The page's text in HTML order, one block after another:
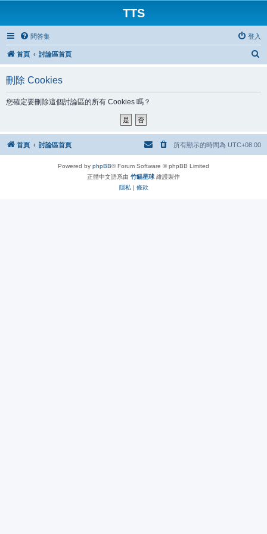
TTS
問答集 登入
首頁 討論區首頁
刪除 Cookies
您確定要刪除這個討論區的所有 Cookies 嗎？
首頁 討論區首頁 所有顯示的時間為 UTC+08:00
Powered by phpBB® Forum Software © phpBB Limited
正體中文語系由 竹貓星球 維護製作
隱私 | 條款